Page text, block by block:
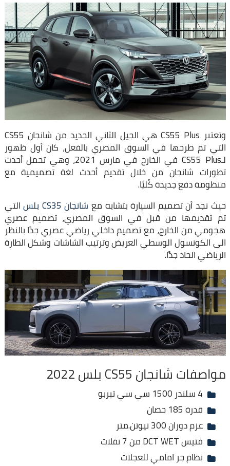
وتعتبر CS55 Plus هي الجيل الثاني الجديد من شانجان CS55
التي تم طرحها في السوق المصري بالفعل، كان أول ظهور
لـCS55 Plus في الخارج في مارس 2021، وهي تحمل أحدث
تطورات شانجان من خلال تقديم أحدث لغة تصميمية مع
منظومة دفع جديدة كُليًا.
حيث نجد أن تصميم السيارة بتشابه مع شانجان CS35 بلس التي
تم تقديمها من قبل في السوق المصري، تصميم عصري
هجومي من الخارج، مع تصميم داخلي رياضي عصري جدًا بالنظر
الى الكونسول الوسطي العريض وترتيب الشاشات وشكل الطارة
الرياضي الحاد جدًا.
مواصفات شانجان CS55 بلس 2022
4 سلندر 1500 سي سي تيربو
قدرة 185 حصان
عزم دوران 300 نيوتن.متر
فتيس DCT WET من 7 نقلات
نظام جر امامي للعجلات